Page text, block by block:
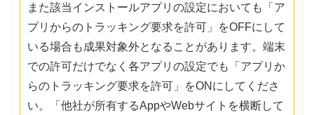
また該当インストールアプリの設定においても「ア
プリからのトラッキング要求を許可」をOFFにして
いる場合も成果対象外となることがあります。端末
での許可だけでなく各アプリの設定でも「アプリか
らのトラッキング要求を許可」をONにしてくださ
い。「他社が所有するAppやWebサイトを横断して